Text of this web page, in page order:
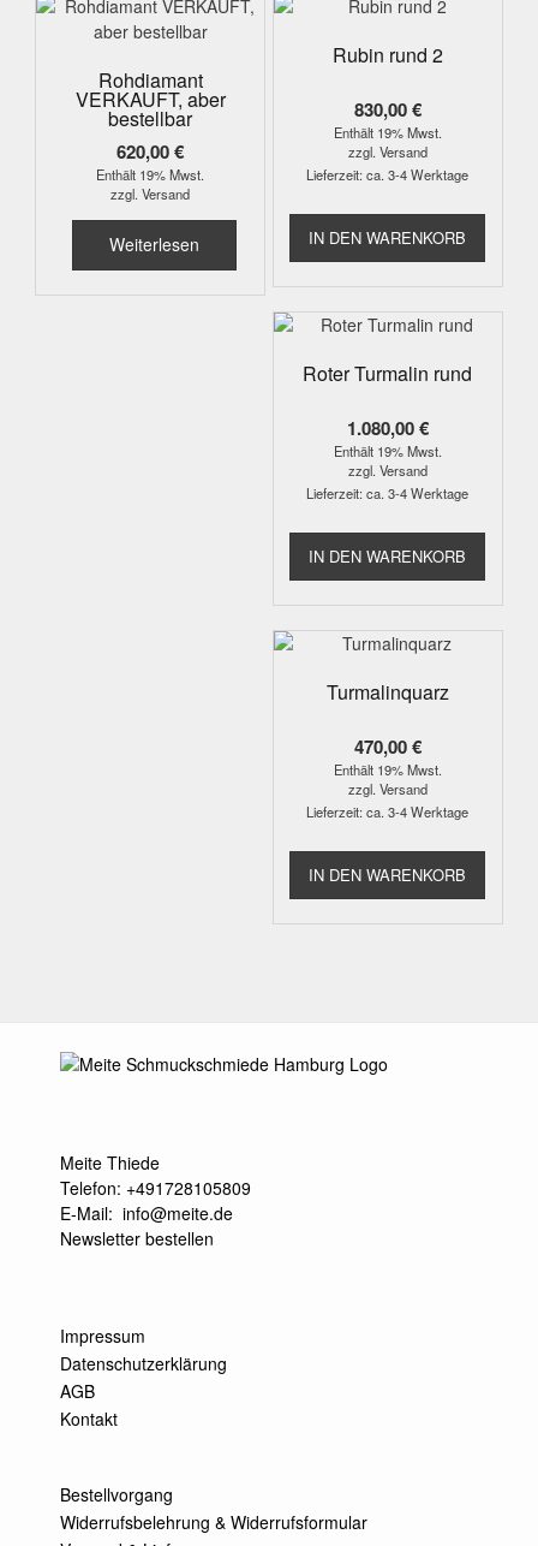
Rohdiamant
VERKAUFT, aber
bestellbar
620,00€
Enthält 19% Mwst.
zzgl.Versand
Weiterlesen
Rubin rund 2
830,00€
Enthält 19% Mwst.
zzgl. Versand
Lieferzeit: ca. 3-4 Werktage
IN DEN WARENKORB
Roter Turmalin rund
1.080,00€
Enthält 19% Mwst.
zzgl. Versand
Lieferzeit: ca. 3-4 Werktage
IN DEN WARENKORB
Turmalinquarz
470,00€
Enthält 19% Mwst.
zzgl. Versand
Lieferzeit: ca. 3-4 Werktage
IN DEN WARENKORB
Meite Thiede
Telefon: +491728105809
E-Mail: info@meite.de
Newsletter bestellen
Impressum
Datenschutzerklärung
AGB
Kontakt
Bestellvorgang
Widerrufsbelehrung & Widerrufsformular